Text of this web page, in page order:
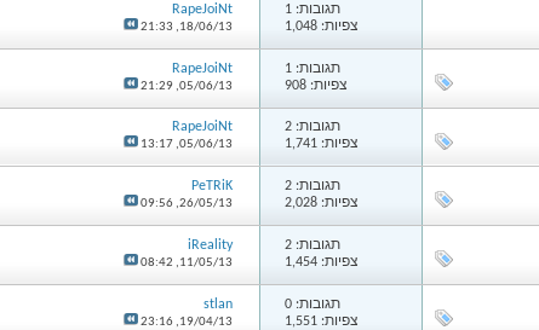
תגובות: 1
צפיות: 1,048
RapeJoiNt
18/06/13,
21:33
תגובות: 1
צפיות: 908
RapeJoiNt
05/06/13,
21:29
תגובות: 2
צפיות: 1,741
RapeJoiNt
05/06/13,
13:17
תגובות: 2
צפיות: 2,028
PeTRiK
26/05/13,
09:56
תגובות: 2
צפיות: 1,454
iReality
11/05/13,
08:42
תגובות: 0
צפיות: 1,551
stlan
19/04/13,
23:16